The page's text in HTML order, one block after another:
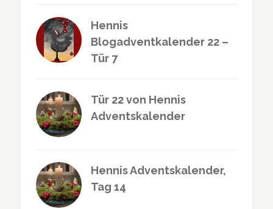
Hennis
Blogadventkalender 22 –
Tür 7
Tür 22 von Hennis
Adventskalender
Hennis Adventskalender,
Tag 14